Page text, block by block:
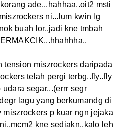
ade...hahhaa..oit2 msti
ni...lum kwin lg
buah lor..jadi kne tmbah
tension miszrockers daripada
telah pergi terbg..fly..fly
udara segar...(errr segr
lagu yang berkumandg di
miszrockers p kuar ngn jejaka
kne sediakn..kalo leh